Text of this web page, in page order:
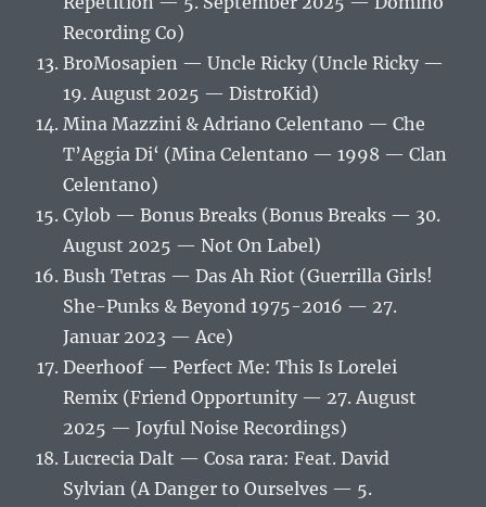
Recording Co)
BroMosapien — Uncle Ricky (Uncle Ricky —
19. August 2025 — DistroKid)
Mina Mazzini & Adriano Celentano — Che
T’Aggia Di‘ (Mina Celentano — 1998 — Clan
Celentano)
Cylob — Bonus Breaks (Bonus Breaks — 30.
August 2025 — Not On Label)
Bush Tetras — Das Ah Riot (Guerrilla Girls!
She-Punks & Beyond 1975-2016 — 27.
Januar 2023 — Ace)
Deerhoof — Perfect Me: This Is Lorelei
Remix (Friend Opportunity — 27. August
2025 — Joyful Noise Recordings)
Lucrecia Dalt — Cosa rara: Feat. David
Sylvian (A Danger to Ourselves — 5.